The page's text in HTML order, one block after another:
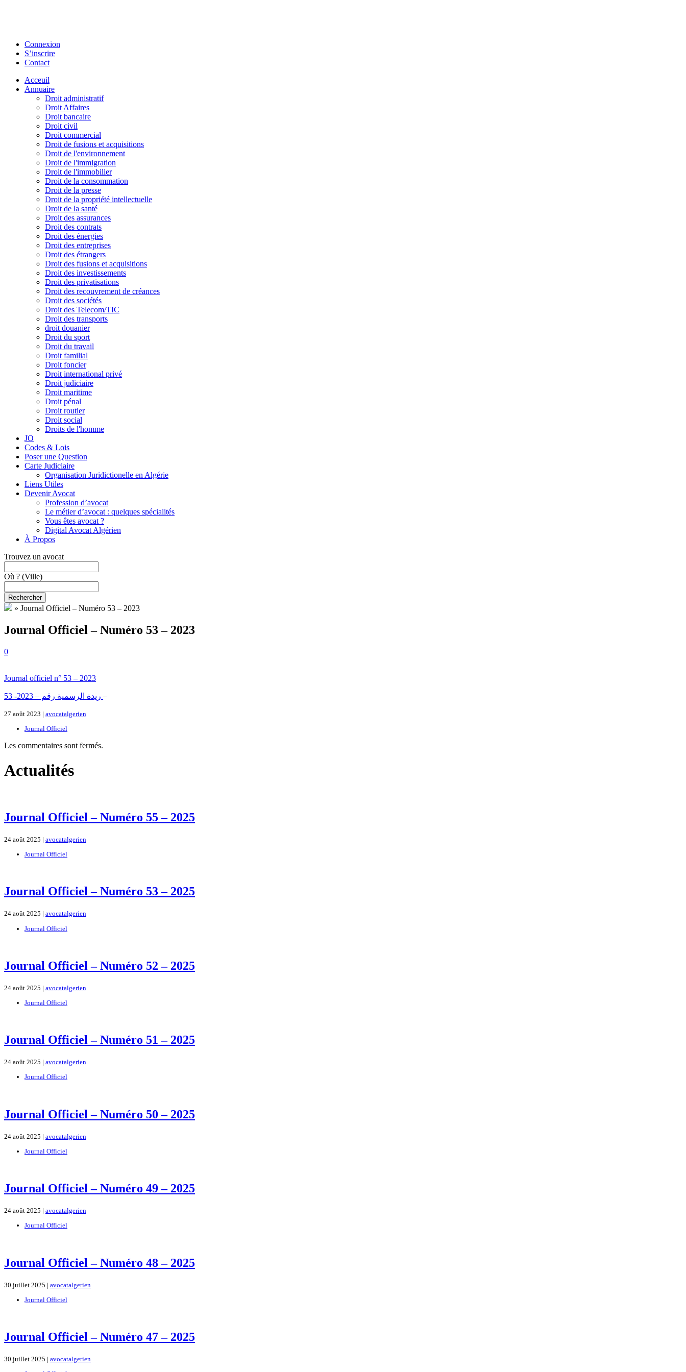
Connexion
S’inscrire
Contact
Acceuil
Annuaire
Droit administratif
Droit Affaires
Droit bancaire
Droit civil
Droit commercial
Droit de fusions et acquisitions
Droit de l'environnement
Droit de l'immigration
Droit de l'immobilier
Droit de la consommation
Droit de la presse
Droit de la propriété intellectuelle
Droit de la santé
Droit des assurances
Droit des contrats
Droit des énergies
Droit des entreprises
Droit des étrangers
Droit des fusions et acquisitions
Droit des investissements
Droit des privatisations
Droit des recouvrement de créances
Droit des sociétés
Droit des Telecom/TIC
Droit des transports
droit douanier
Droit du sport
Droit du travail
Droit familial
Droit foncier
Droit international privé
Droit judiciaire
Droit maritime
Droit pénal
Droit routier
Droit social
Droits de l'homme
JO
Codes & Lois
Poser une Question
Carte Judiciaire
Organisation Juridictionelle en Algérie
Liens Utiles
Devenir Avocat
Profession d’avocat
Le métier d’avocat : quelques spécialités
Vous êtes avocat ?
Digital Avocat Algérien
À Propos
Trouvez un avocat
Où ? (Ville)
Rechercher
» Journal Officiel – Numéro 53 – 2023
Journal Officiel – Numéro 53 – 2023
0
Journal officiel n° 53 – 2023
–
27 août 2023 | avocatalgerien
Journal Officiel
Les commentaires sont fermés.
Actualités
Journal Officiel – Numéro 55 – 2025
24 août 2025 | avocatalgerien
Journal Officiel
Journal Officiel – Numéro 53 – 2025
24 août 2025 | avocatalgerien
Journal Officiel
Journal Officiel – Numéro 52 – 2025
24 août 2025 | avocatalgerien
Journal Officiel
Journal Officiel – Numéro 51 – 2025
24 août 2025 | avocatalgerien
Journal Officiel
Journal Officiel – Numéro 50 – 2025
24 août 2025 | avocatalgerien
Journal Officiel
Journal Officiel – Numéro 49 – 2025
24 août 2025 | avocatalgerien
Journal Officiel
Journal Officiel – Numéro 48 – 2025
30 juillet 2025 | avocatalgerien
Journal Officiel
Journal Officiel – Numéro 47 – 2025
30 juillet 2025 | avocatalgerien